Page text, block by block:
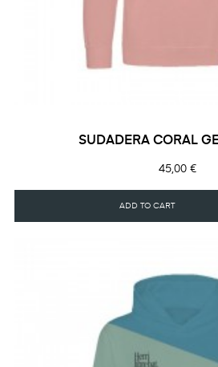
SUDADERA CORAL
Precio
45,00 €
ADD TO CART